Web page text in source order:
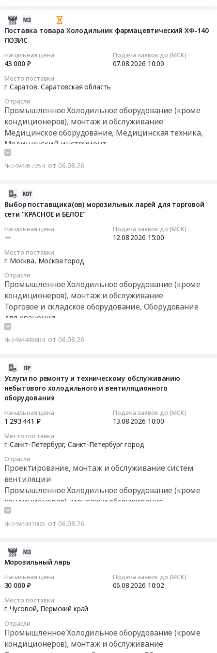
Поставка товара Холодильник фармацевтический ХФ-140
ПОЗИС
Начальная цена
43 000 ₽
Подача заявок до (МСК)
07.08.2026 10:00
Место поставки
г. Саратов,Саратовская область
Отрасли
Промышленное Холодильное оборудование (кроме
кондиционеров), монтаж и обслуживание
Медицинское оборудование, Медицинская техника,
Медицинский инструмент
№2494457254 от 06.08.26
140
140
140
Выбор поставщика(ов) морозильных ларей для торговой
сети "КРАСНОЕ и БЕЛОЕ"
Начальная цена
—
Подача заявок до (МСК)
12.08.2026 15:00
Место поставки
г. Москва, Москва город
Отрасли
Промышленное Холодильное оборудование (кроме
кондиционеров), монтаж и обслуживание
Торговое и складское оборудование, Оборудование
для хранения
№2494448804 от 06.08.26
Услуги по ремонту и техническому обслуживанию
небытового холодильного и вентиляционного
оборудования
Начальная цена
1 293 441 ₽
Подача заявок до (МСК)
13.08.2026 10:00
Место поставки
г. Санкт-Петербург,Санкт-Петербург город
Отрасли
Проектирование, монтаж и обслуживание систем
вентиляции
Промышленное Холодильное оборудование (кроме
кондиционеров), монтаж и обслуживание
№2494441806 от 06.08.26
Морозильный ларь
Начальная цена
30 000 ₽
Подача заявок до (МСК)
06.08.2026 10:02
Место поставки
г. Чусовой, Пермский край
Отрасли
Промышленное Холодильное оборудование (кроме
кондиционеров), монтаж и обслуживание